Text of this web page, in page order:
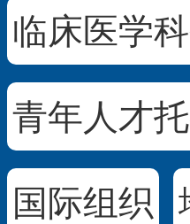
临床医学
青年人才
国际组织